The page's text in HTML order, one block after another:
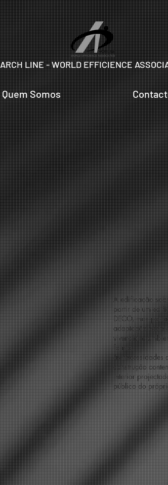
ARCH LINE - WORLD EFFICIENCE
Quem Somos
A edificação
partir de um
DECO, mas
adaptação deste
vivencial e
forma,
às necessidades
construção
interior
público do